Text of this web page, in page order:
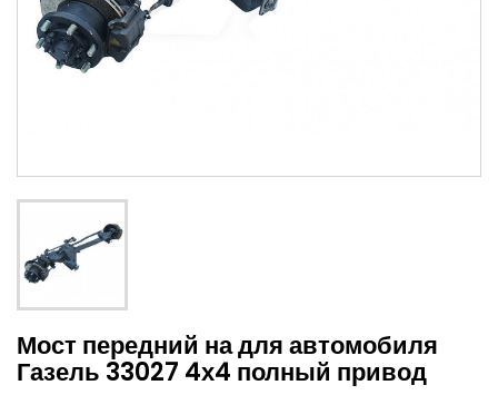
Мост передний на для автомобиля
Газель 33027 4х4 полный привод